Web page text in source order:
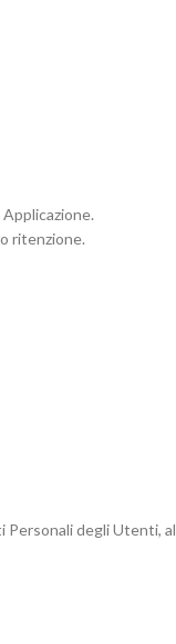
ritenzione.
degli Utenti,